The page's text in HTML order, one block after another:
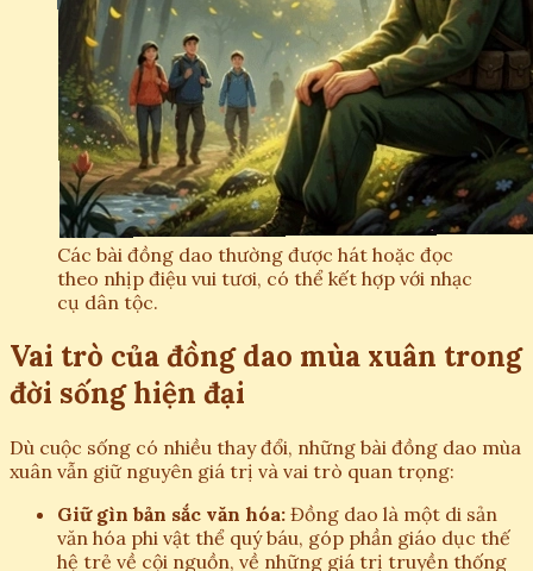
Các bài đồng dao thường được hát hoặc đọc
theo nhịp điệu vui tươi, có thể kết hợp với nhạc
cụ dân tộc.
Vai trò của đồng dao mùa xuân trong
đời sống hiện đại
Dù cuộc sống có nhiều thay đổi, những bài đồng dao mùa
xuân vẫn giữ nguyên giá trị và vai trò quan trọng:
Giữ gìn bản sắc văn hóa: Đồng dao là một di sản
văn hóa phi vật thể quý báu, góp phần giáo dục thế
hệ trẻ về cội nguồn, về những giá trị truyền thống